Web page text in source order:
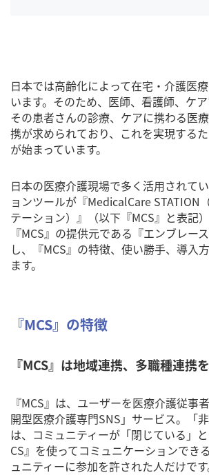
日本では高齢化によって在宅・介護医
います。そのため、医師、看護師、ケア
その患者さんの診療、ケアに携わる医
携が求められており、これを実現する
が始まっています。
日本の医療介護現場で多く活用されて
ョンツールが『MedicalCare STATION
テーション）』（以下『MCS』と表記）
『MCS』の提供元である『エンブレー
し、『MCS』の特徴、使い勝手、導入
ます。
『MCS』の特徴
『MCS』は地域連携、多職種連携
『MCS』は、ユーザーを医療介護従事
開型医療介護専門SNS」サービス。「
は、コミュニティーが「閉じている」
CS』を使ってコミュニケーションでき
ュニティーに参加を許された人だけです